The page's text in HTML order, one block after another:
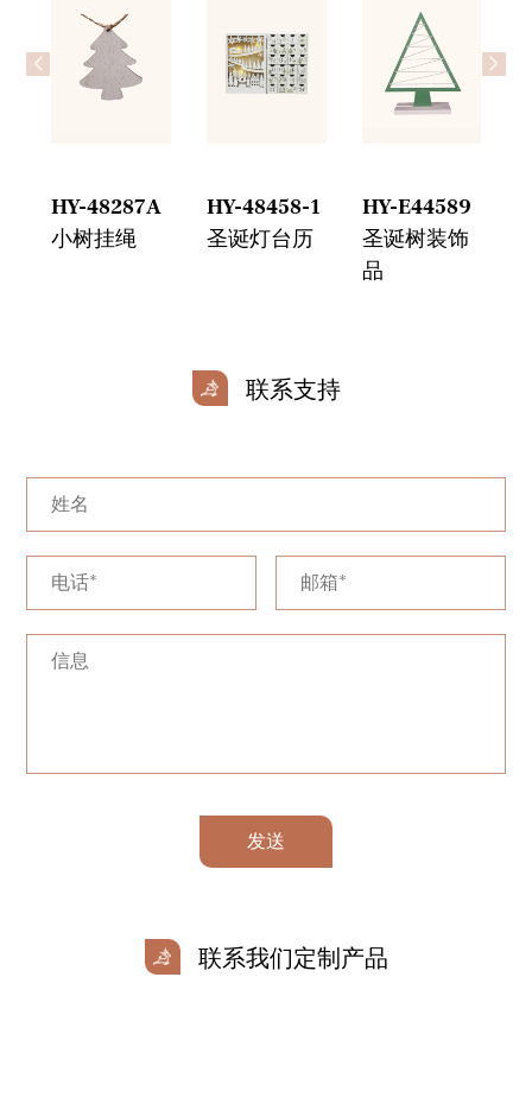
HY-48287A
小树挂绳
HY-48458-1
圣诞灯台历
HY-E44589
圣诞树装饰
品
< >
联系支持
发送
联系我们定制产品